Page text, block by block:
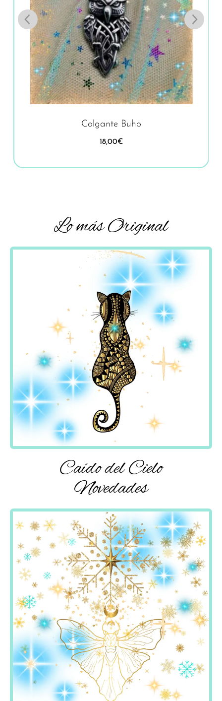
Colgante Buho
18,00€
Lo más Original
Caído del Cielo
Novedades